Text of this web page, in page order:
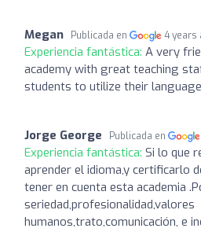
Megan Publicada en 4 years
Experiencia fantástica: A very
academy with great teaching
students to utilize their
Jorge George Publicada en
Experiencia fantástica: Si lo que
aprender el idioma,y certificarlo
tener en cuenta esta academia
seriedad,profesionalidad,valores
humanos,trato,comunicación, e